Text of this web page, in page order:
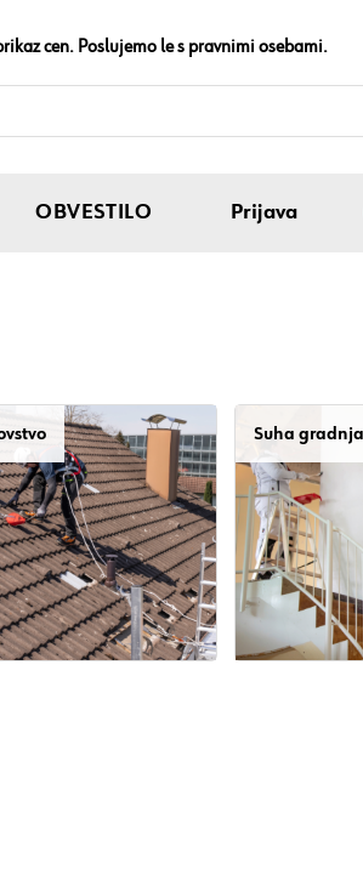
cen. Poslujemo le s pravnimi osebami.
OBVESTILO Prijava
Suha gradnja